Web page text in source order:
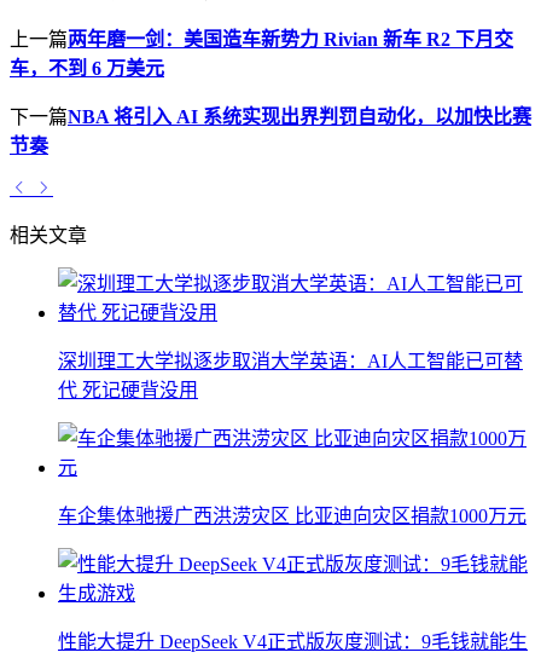
上一篇两年磨一剑：美国造车新势力 Rivian 新车 R2 下月交
车，不到 6 万美元
下一篇NBA 将引入 AI 系统实现出界判罚自动化，以加快比赛
节奏
相关文章
深圳理工大学拟逐步取消大学英语：AI人工智能已可替
代 死记硬背没用
车企集体驰援广西洪涝灾区 比亚迪向灾区捐款1000万元
性能大提升 DeepSeek V4正式版灰度测试：9毛钱就能生